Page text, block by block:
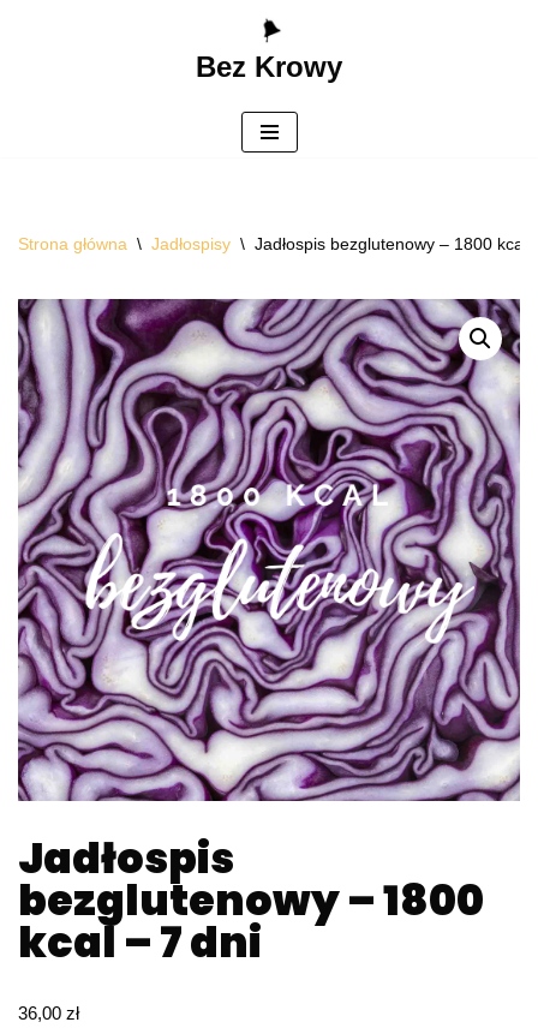
Bez Krowy
Strona główna \ Jadłospisy \ Jadłospis bezglutenowy – 1800 kcal
Jadłospis
bezglutenowy – 1800
kcal – 7 dni
36,00 zł